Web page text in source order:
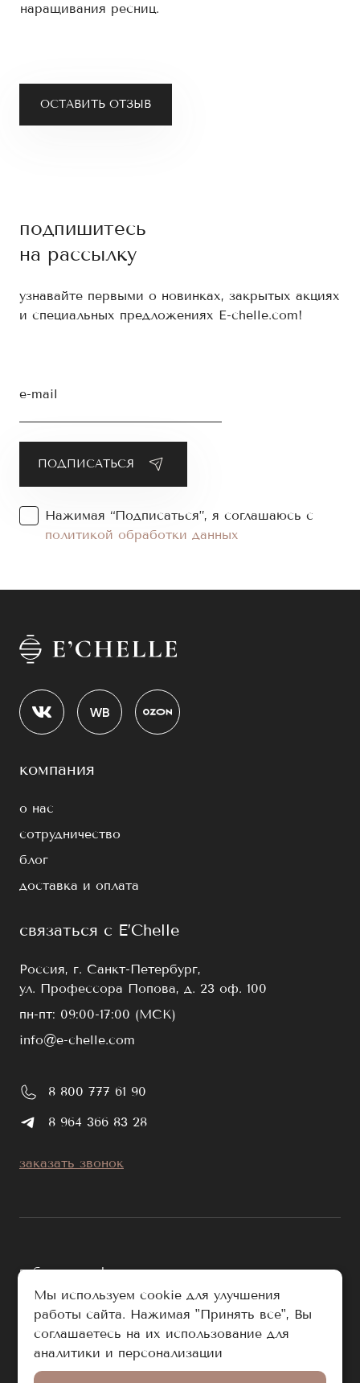
ОСТАВИТЬ ОТЗЫВ
наращивания ресниц.
подпишитесь
на рассылку
узнавайте первыми о новинках, закрытых акциях
и специальных предложениях E-chelle.com!
e-mail
Нажимая “Подписаться”, я соглашаюсь с
политикой обработки данных
компания
о нас
сотрудничество
блог
доставка и оплата
связаться с E’Chelle
Россия, г. Санкт-Петербург,
ул. Профессора Попова, д. 23 оф. 100
пн-пт: 09:00-17:00 (МСК)
info@e-chelle.com
8 800 777 61 90
8 964 366 83 28
заказать звонок
публичная оферта
политика обработки персональных данных
© e-chelle.com 2026. Все права защищены.
Разработано в Аддамант
Мы используем cookie для улучшения
работы сайта. Нажимая "Принять все", Вы
соглашаетесь на их использование для
аналитики и персонализации